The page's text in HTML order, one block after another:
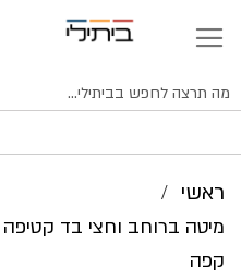
ראשי
קפה